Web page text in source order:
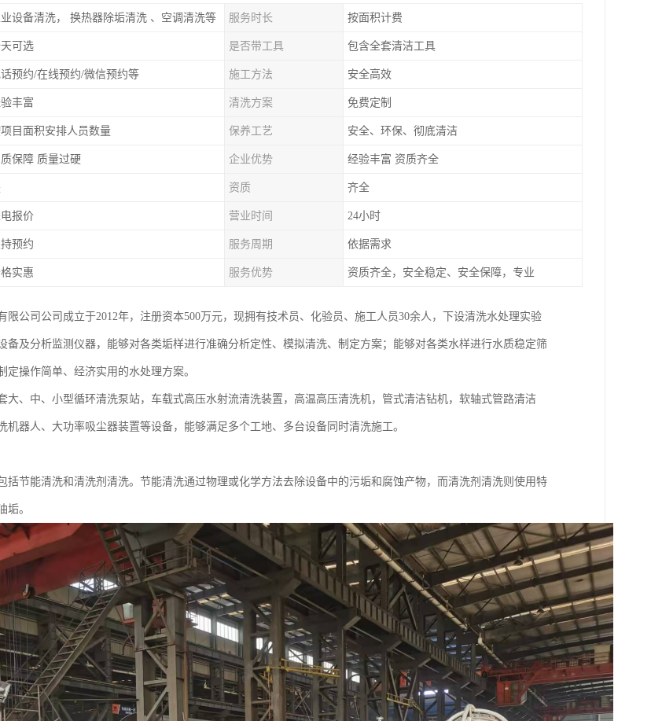
设备清洗， 换热器除垢清洗 、空调清洗等 服务时长 按面积计费
可选 是否带工具 包含全套清洁工具
预约/在线预约/微信预约等 施工方法 安全高效
丰富 清洗方案 免费定制
目面积安排人员数量 保养工艺 安全、环保、彻底清洁
保障 质量过硬 企业优势 经验丰富 资质齐全
资质 齐全
报价 营业时间 24小时
预约 服务周期 依据需求
实惠 服务优势 资质齐全，安全稳定、安全保障，专业
限公司公司成立于2012年，注册资本500万元，现拥有技术员、化验员、施工人员30余人，下设清洗水处理实验
备及分析监测仪器，能够对各类垢样进行准确分析定性、模拟清洗、制定方案；能够对各类水样进行水质稳定筛
定操作简单、经济实用的水处理方案。
大、中、小型循环清洗泵站，车载式高压水射流清洗装置，高温高压清洗机，管式清洁钻机，软轴式管路清洁
机器人、大功率吸尘器装置等设备，能够满足多个工地、多台设备同时清洗施工。
括节能清洗和清洗剂清洗。节能清洗通过物理或化学方法去除设备中的污垢和腐蚀产物，而清洗剂清洗则使用特
垢。